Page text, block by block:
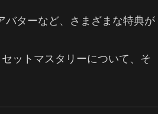
バターなど、さまざまな特典が
ットマスタリーについて、そ